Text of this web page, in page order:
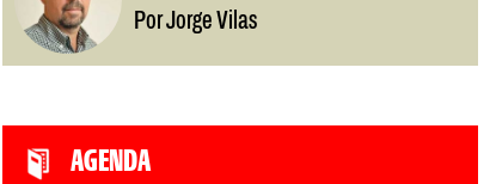
Por Jorge Vilas
AGENDA